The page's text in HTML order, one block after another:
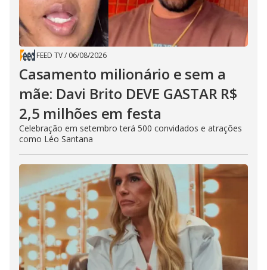
FEED TV/ 06/08/2026
Casamento milionário e sem a
mãe: Davi Brito DEVE GASTAR R$
2,5 milhões em festa
Celebração em setembro terá 500 convidados e atrações
como Léo Santana